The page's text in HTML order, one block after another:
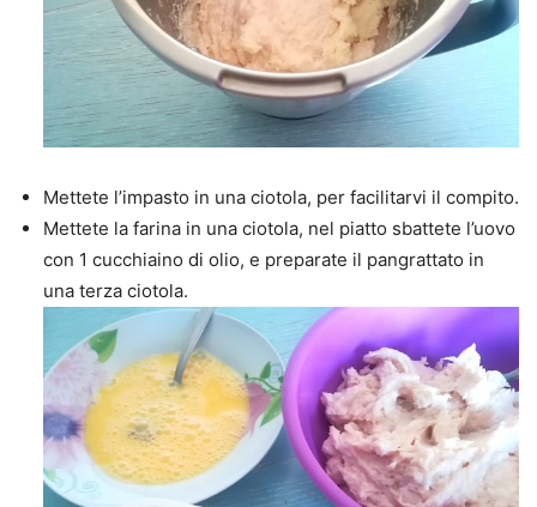
Mettete l’impasto in una ciotola, per facilitarvi il compito.
Mettete la farina in una ciotola, nel piatto sbattete l’uovo
con 1 cucchiaino di olio, e preparate il pangrattato in
una terza ciotola.